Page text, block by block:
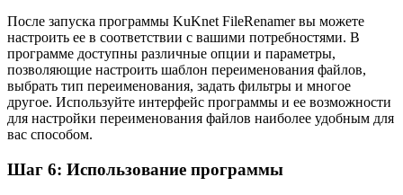
После запуска программы KuKnet FileRenamer вы можете
настроить ее в соответствии с вашими потребностями. В
программе доступны различные опции и параметры,
позволяющие настроить шаблон переименования файлов,
выбрать тип переименования, задать фильтры и многое
другое. Используйте интерфейс программы и ее возможности
для настройки переименования файлов наиболее удобным для
вас способом.
Шаг 6: Использование программы